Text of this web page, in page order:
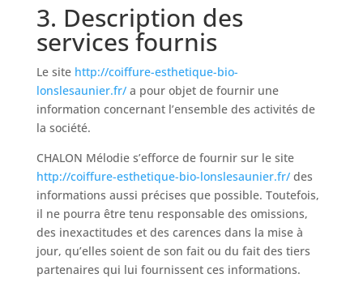
3. Description des
services fournis
Le site http://coiffure-esthetique-bio-
lonslesaunier.fr/a pour objet de fournir une
information concernant l’ensemble des activités de
la société.
CHALON Mélodie s’efforce de fournir sur le site
http://coiffure-esthetique-bio-lonslesaunier.fr/des
informations aussi précises que possible. Toutefois,
il ne pourra être tenu responsable des omissions,
des inexactitudes et des carences dans la mise à
jour, qu’elles soient de son fait ou du fait des tiers
partenaires qui lui fournissent ces informations.